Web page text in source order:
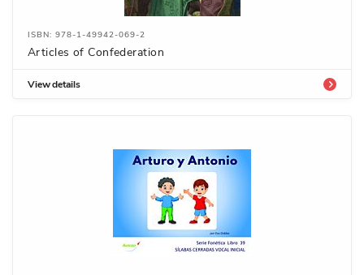
ISBN: 978-1-49942-069-2
Articles of Confederation
View details